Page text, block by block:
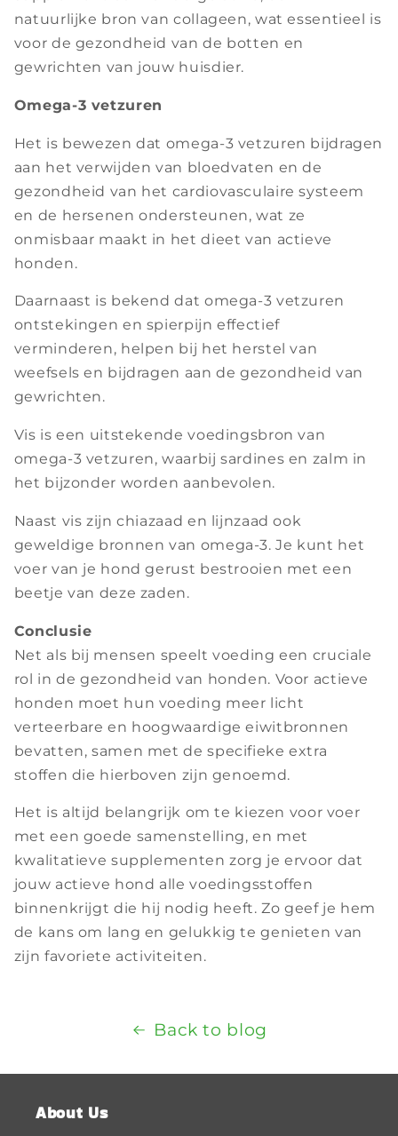
natuurlijke bron van collageen, wat essentieel is
voor de gezondheid van de botten en
gewrichten van jouw huisdier.
Omega-3 vetzuren
Het is bewezen dat omega-3 vetzuren bijdragen
aan het verwijden van bloedvaten en de
gezondheid van het cardiovasculaire systeem
en de hersenen ondersteunen, wat ze
onmisbaar maakt in het dieet van actieve
honden.
Daarnaast is bekend dat omega-3 vetzuren
ontstekingen en spierpijn effectief
verminderen, helpen bij het herstel van
weefsels en bijdragen aan de gezondheid van
gewrichten.
Vis is een uitstekende voedingsbron van
omega-3 vetzuren, waarbij sardines en zalm in
het bijzonder worden aanbevolen.
Naast vis zijn chiazaad en lijnzaad ook
geweldige bronnen van omega-3. Je kunt het
voer van je hond gerust bestrooien met een
beetje van deze zaden.
Conclusie
Net als bij mensen speelt voeding een cruciale
rol in de gezondheid van honden. Voor actieve
honden moet hun voeding meer licht
verteerbare en hoogwaardige eiwitbronnen
bevatten, samen met de specifieke extra
stoffen die hierboven zijn genoemd.
Het is altijd belangrijk om te kiezen voor voer
met een goede samenstelling, en met
kwalitatieve supplementen zorg je ervoor dat
jouw actieve hond alle voedingsstoffen
binnenkrijgt die hij nodig heeft. Zo geef je hem
de kans om lang en gelukkig te genieten van
zijn favoriete activiteiten.
Back to blog
About Us